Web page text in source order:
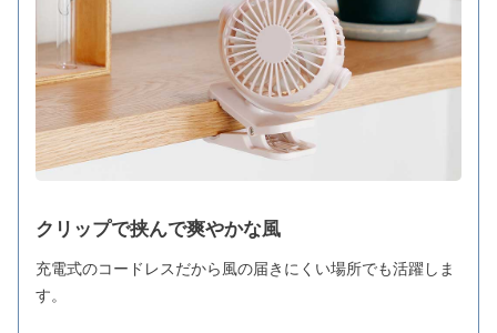
クリップで挟んで爽やかな風
充電式のコードレスだから風の届きにくい場所でも活躍しま
す。